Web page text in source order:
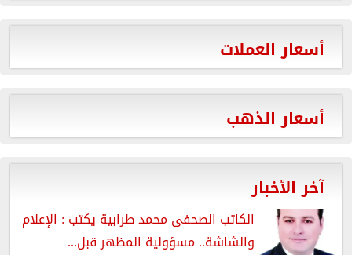
أسعار العملات
أسعار الذهب
آخر الأخبار
الكاتب الصحفى محمد طرابية يكتب : الإعلام
والشاشة.. مسؤولية المظهر قبل...